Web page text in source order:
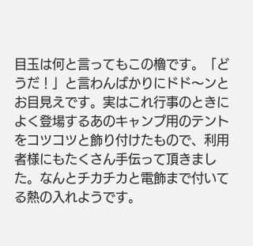
目玉は何と言ってもこの櫓です。「ど
うだ！」と言わんばかりにドド～ンと
お目見えです。実はこれ行事のときに
よく登場するあのキャンプ用のテント
をコツコツと飾り付けたもので、利用
者様にもたくさん手伝って頂きまし
た。なんとチカチカと電飾まで付いて
る熱の入れようです。